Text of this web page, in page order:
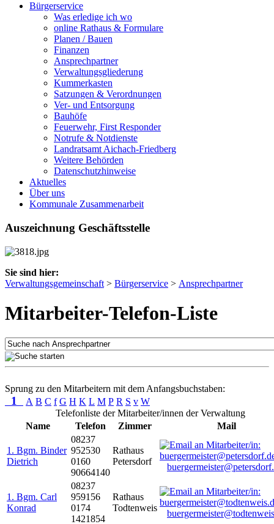
Bürgerservice
Was erledige ich wo
online Rathaus & Formulare
Planen / Bauen
Finanzen
Ansprechpartner
Verwaltungsgliederung
Kummerkasten
Satzungen & Verordnungen
Ver- und Entsorgung
Bauhöfe
Feuerwehr, First Responder
Notrufe & Notdienste
Landratsamt Aichach-Friedberg
Weitere Behörden
Datenschutzhinweise
Aktuelles
Über uns
Kommunale Zusammenarbeit
Auszeichnung Geschäftsstelle
Sie sind hier:
Verwaltungsgemeinschaft > Bürgerservice > Ansprechpartner
Mitarbeiter-Telefon-Liste
Sprung zu den Mitarbeitern mit dem Anfangsbuchstaben:
1 A B C f G H K L M P R S v W
Telefonliste der Mitarbeiter/innen der Verwaltung
Name
Telefon Zimmer Mail
1. Bgm. Binder
Dietrich
08237
952530
0160
90664140
Rathaus
Petersdorf
1. Bgm. Carl
Konrad
08237
959156
0174
1421854
Rathaus
Todtenweis